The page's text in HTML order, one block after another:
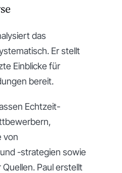
das
Er stellt
Einblicke für
bereit.
Echtzeit-
von
-strategien sowie
Paul erstellt